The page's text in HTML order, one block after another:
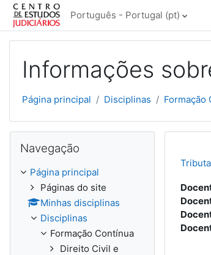
Ir para o conteúdo principal
Português - Portugal ‎(pt)‎
Informações
Página principal Disciplinas Formação
Navegação
Página principal
Páginas do site
Minhas disciplinas
Disciplinas
Formação Contínua
Direito Civil e